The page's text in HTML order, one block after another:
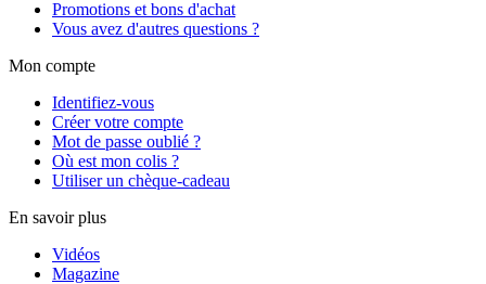
Promotions et bons d'achat
Vous avez d'autres questions ?
Mon compte
Identifiez-vous
Créer votre compte
Mot de passe oublié ?
Où est mon colis ?
Utiliser un chèque-cadeau
En savoir plus
Vidéos
Magazine